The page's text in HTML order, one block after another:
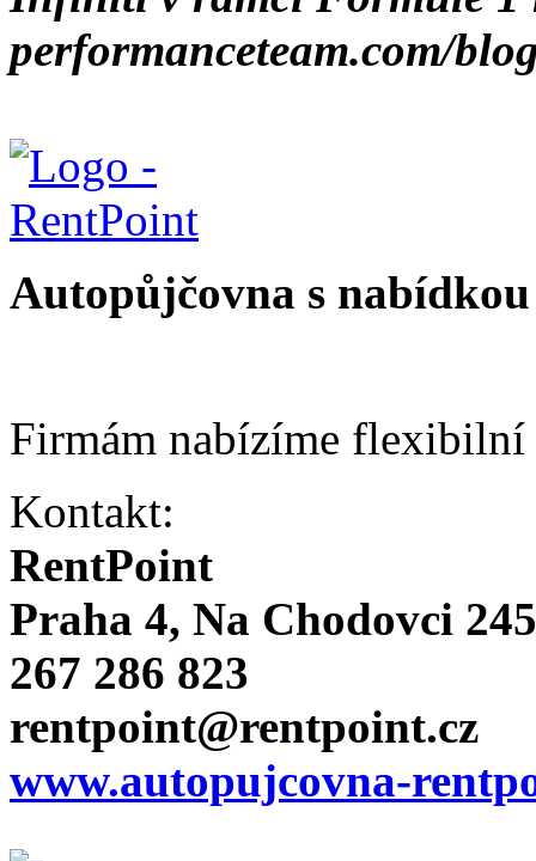
performanceteam.com/
Autopůjčovna s
Firmám nabízíme flexibilní
Kontakt:
RentPoint
Praha 4, Na Chodovci
267 286 823
rentpoint@rentpoint.cz
www.autopujcovna-